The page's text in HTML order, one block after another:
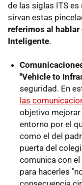
de las siglas ITS
sirvan estas
referimos al hablar
Inteligente.
"Vehicle to
seguridad. En
las
objetivo mejorar
entorno por el
como el del
puerta del
comunica con
para hacerles